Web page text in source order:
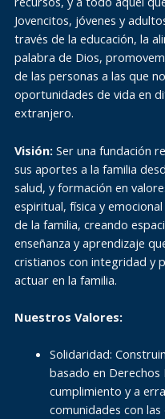
Jovencitos, jóvenes y
través de la educación, la
palabra de Dios,
de las personas a las que
oportunidades de vida en
extranjero.
Visión: Ser una fundación
sus aportes a la familia
salud, y formación en
espiritual, física y
de la familia, creando
enseñanza y aprendizaje
cristianos con integridad y
actuar en la familia.
Nuestros Valores:
Solidaridad:
basado en
cumplimiento y a
comunidades con